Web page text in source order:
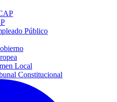
Público
Local
Constitucional